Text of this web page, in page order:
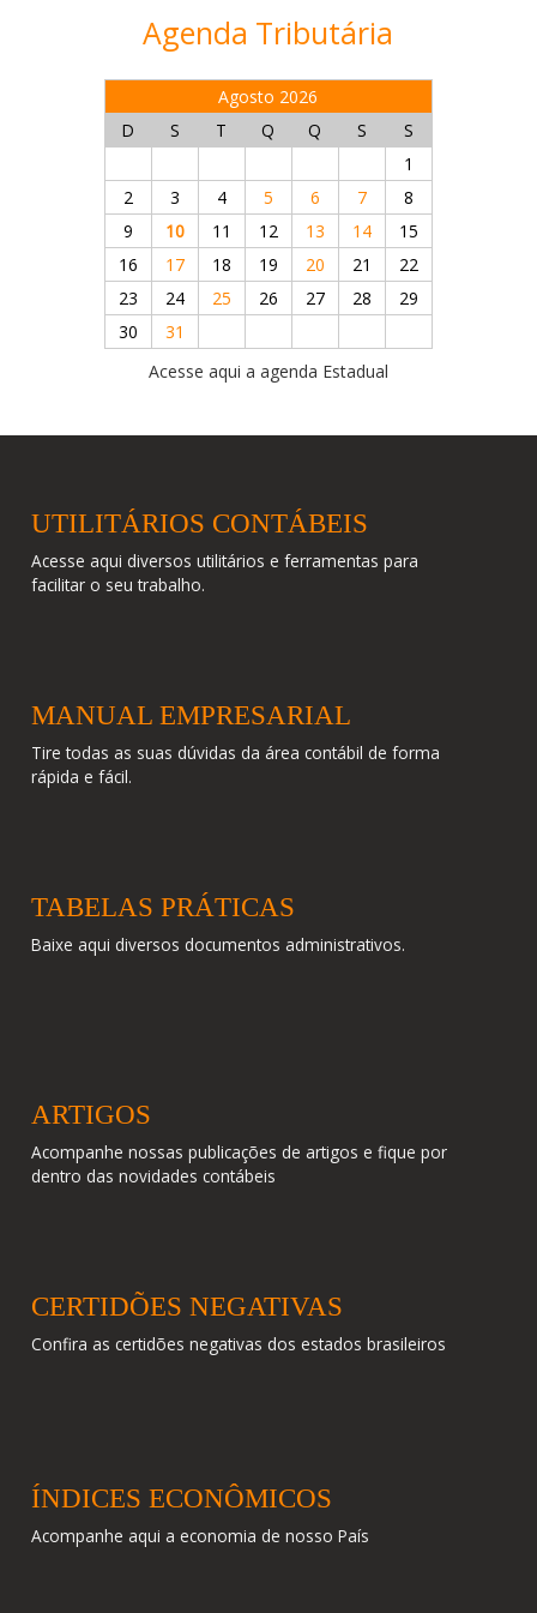
Agenda Tributária
Agosto 2026
D
S T Q Q S
S
1
2
3 4 5 6 7
8
9
10 11 12 13 14
15
16
17 18 19 20 21
22
23
24 25 26 27 28
29
30
31
Acesse aqui a agenda Estadual
UTILITÁRIOS CONTÁBEIS
Acesse aqui diversos utilitários e ferramentas para
facilitar o seu trabalho.
MANUAL EMPRESARIAL
Tire todas as suas dúvidas da área contábil de forma
rápida e fácil.
TABELAS PRÁTICAS
Baixe aqui diversos documentos administrativos.
ARTIGOS
Acompanhe nossas publicações de artigos e fique por
dentro das novidades contábeis
CERTIDÕES NEGATIVAS
Confira as certidões negativas dos estados brasileiros
ÍNDICES ECONÔMICOS
Acompanhe aqui a economia de nosso País